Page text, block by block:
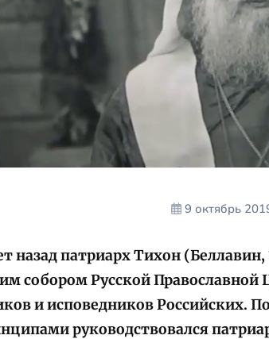
9 октябрь
назад патриарх Тихон
собором Русской Православной
и исповедников Российских.
руководствовался